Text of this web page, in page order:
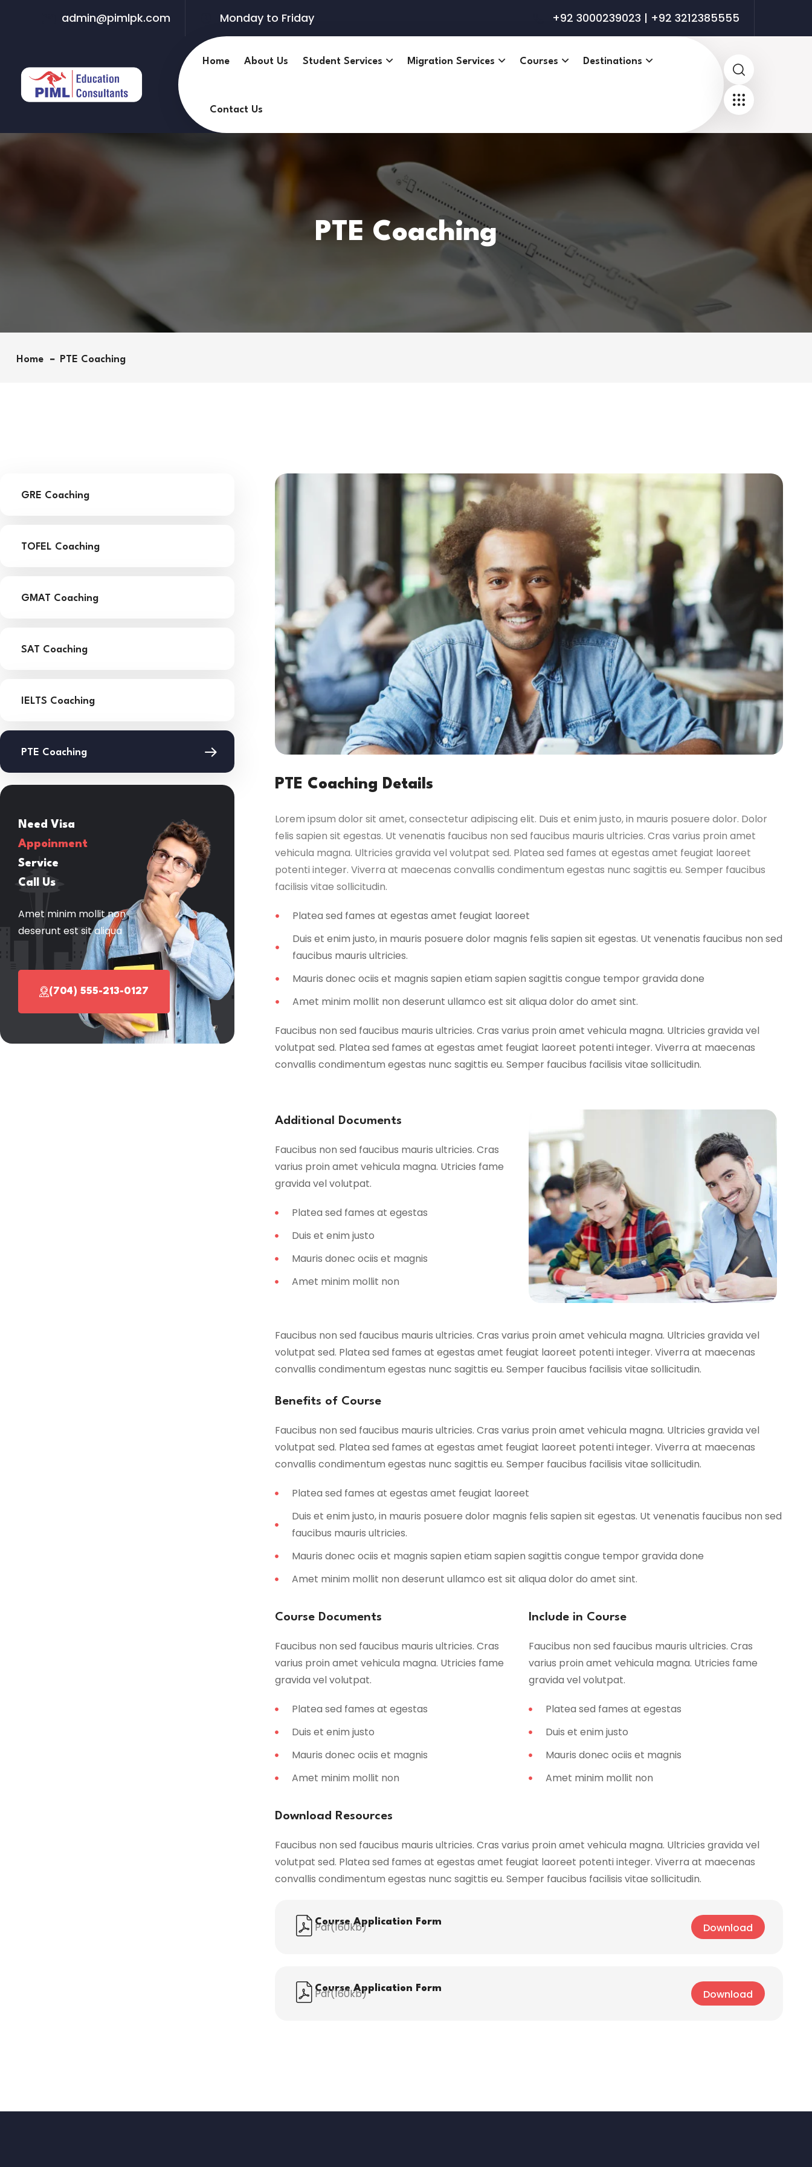
admin@pimlpk.com Monday to Friday +92 3000239023 | +92 3212385555
Home About Us Student Services Migration Services Courses Destinations
Contact Us
PTE Coaching
Home PTE Coaching
GRE Coaching
TOFEL Coaching
GMAT Coaching
SAT Coaching
IELTS Coaching
PTE Coaching
Need Visa
Appoinment
Service
Call Us
Amet minim mollit non
deserunt est sit aliqua
(704) 555-213-0127
PTE Coaching Details
Lorem ipsum dolor sit amet, consectetur adipiscing elit. Duis et enim justo, in mauris posuere dolor. Dolor
felis sapien sit egestas. Ut venenatis faucibus non sed faucibus mauris ultricies. Cras varius proin amet
vehicula magna. Ultricies gravida vel volutpat sed. Platea sed fames at egestas amet feugiat laoreet
potenti integer. Viverra at maecenas convallis condimentum egestas nunc sagittis eu. Semper faucibus
facilisis vitae sollicitudin.
Platea sed fames at egestas amet feugiat laoreet
Duis et enim justo, in mauris posuere dolor magnis felis sapien sit egestas. Ut venenatis faucibus non sed
faucibus mauris ultricies.
Mauris donec ociis et magnis sapien etiam sapien sagittis congue tempor gravida done
Amet minim mollit non deserunt ullamco est sit aliqua dolor do amet sint.
Faucibus non sed faucibus mauris ultricies. Cras varius proin amet vehicula magna. Ultricies gravida vel
volutpat sed. Platea sed fames at egestas amet feugiat laoreet potenti integer. Viverra at maecenas
convallis condimentum egestas nunc sagittis eu. Semper faucibus facilisis vitae sollicitudin.
Additional Documents
Faucibus non sed faucibus mauris ultricies. Cras
varius proin amet vehicula magna. Utricies fame
gravida vel volutpat.
Platea sed fames at egestas
Duis et enim justo
Mauris donec ociis et magnis
Amet minim mollit non
Faucibus non sed faucibus mauris ultricies. Cras varius proin amet vehicula magna. Ultricies gravida vel
volutpat sed. Platea sed fames at egestas amet feugiat laoreet potenti integer. Viverra at maecenas
convallis condimentum egestas nunc sagittis eu. Semper faucibus facilisis vitae sollicitudin.
Benefits of Course
Faucibus non sed faucibus mauris ultricies. Cras varius proin amet vehicula magna. Ultricies gravida vel
volutpat sed. Platea sed fames at egestas amet feugiat laoreet potenti integer. Viverra at maecenas
convallis condimentum egestas nunc sagittis eu. Semper faucibus facilisis vitae sollicitudin.
Platea sed fames at egestas amet feugiat laoreet
Duis et enim justo, in mauris posuere dolor magnis felis sapien sit egestas. Ut venenatis faucibus non sed
faucibus mauris ultricies.
Mauris donec ociis et magnis sapien etiam sapien sagittis congue tempor gravida done
Amet minim mollit non deserunt ullamco est sit aliqua dolor do amet sint.
Course Documents
Faucibus non sed faucibus mauris ultricies. Cras
varius proin amet vehicula magna. Utricies fame
gravida vel volutpat.
Platea sed fames at egestas
Duis et enim justo
Mauris donec ociis et magnis
Amet minim mollit non
Include in Course
Faucibus non sed faucibus mauris ultricies. Cras
varius proin amet vehicula magna. Utricies fame
gravida vel volutpat.
Platea sed fames at egestas
Duis et enim justo
Mauris donec ociis et magnis
Amet minim mollit non
Download Resources
Faucibus non sed faucibus mauris ultricies. Cras varius proin amet vehicula magna. Ultricies gravida vel
volutpat sed. Platea sed fames at egestas amet feugiat laoreet potenti integer. Viverra at maecenas
convallis condimentum egestas nunc sagittis eu. Semper faucibus facilisis vitae sollicitudin.
Course Application Form
Pdf(160kb) Download
Course Application Form
Pdf(160kb) Download